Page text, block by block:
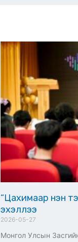
“Цахимаар нэн
эхэллээ
2026-05-27
Монгол Улсын